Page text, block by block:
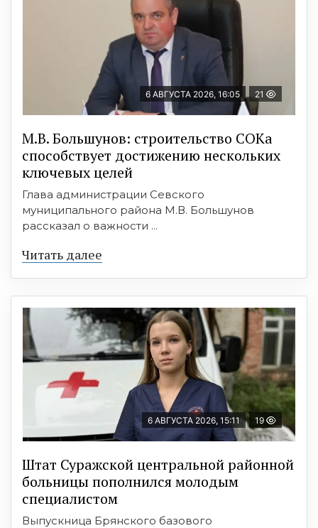
6 АВГУСТА 2026, 16:05 21
М.В. Большунов: строительство СОКа
способствует достижению нескольких
ключевых целей
Глава администрации Севского
муниципального района М.В. Большунов
рассказал о важности ...
Читать далее
6 АВГУСТА 2026, 15:11 19
Штат Суражской центральной районной
больницы пополнился молодым
специалистом
Выпускница Брянского базового